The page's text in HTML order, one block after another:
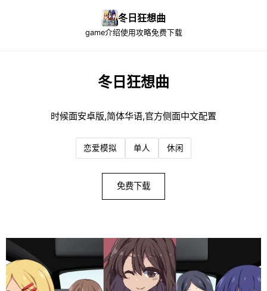
冬日狂想曲
game介绍使用攻略免费下载
冬日狂想曲
时候面安卓版,简体华语,官方侧面中文配置
恋爱模拟 单人 休闲
免费下载